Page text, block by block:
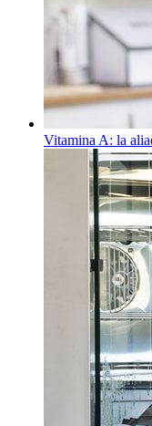
Vitamina A: la